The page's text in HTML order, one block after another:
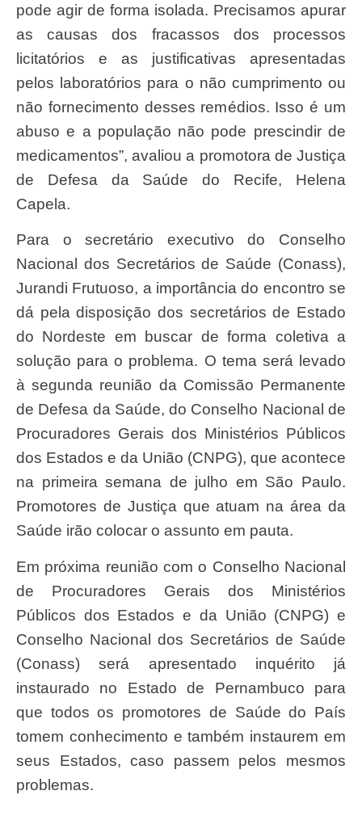
pode agir de forma isolada. Precisamos apurar
as causas dos fracassos dos processos
licitatórios e as justificativas apresentadas
pelos laboratórios para o não cumprimento ou
não fornecimento desses remédios. Isso é um
abuso e a população não pode prescindir de
medicamentos”, avaliou a promotora de Justiça
de Defesa da Saúde do Recife, Helena
Capela.
Para o secretário executivo do Conselho
Nacional dos Secretários de Saúde (Conass),
Jurandi Frutuoso, a importância do encontro se
dá pela disposição dos secretários de Estado
do Nordeste em buscar de forma coletiva a
solução para o problema. O tema será levado
à segunda reunião da Comissão Permanente
de Defesa da Saúde, do Conselho Nacional de
Procuradores Gerais dos Ministérios Públicos
dos Estados e da União (CNPG), que acontece
na primeira semana de julho em São Paulo.
Promotores de Justiça que atuam na área da
Saúde irão colocar o assunto em pauta.
Em próxima reunião com o Conselho Nacional
de Procuradores Gerais dos Ministérios
Públicos dos Estados e da União (CNPG) e
Conselho Nacional dos Secretários de Saúde
(Conass) será apresentado inquérito já
instaurado no Estado de Pernambuco para
que todos os promotores de Saúde do País
tomem conhecimento e também instaurem em
seus Estados, caso passem pelos mesmos
problemas.